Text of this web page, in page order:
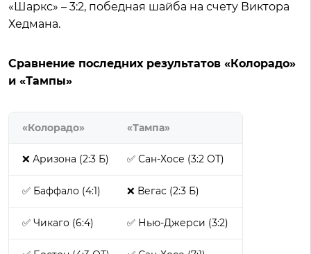
«Шаркс» – 3:2, победная шайба на счету Виктора
Хедмана.
Сравнение последних результатов «Колорадо»
и «Тампы»
«Колорадо» «Тампа»
❌ Аризона (2:3 Б) ✅ Сан-Хосе (3:2 ОТ)
✅ Баффало (4:1) ❌ Вегас (2:3 Б)
✅ Чикаго (6:4) ✅ Нью-Джерси (3:2)